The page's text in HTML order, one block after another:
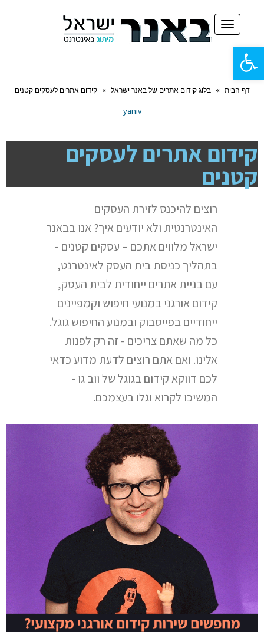
פתח
סרגל
נגישות
תפריט
דף הבית » בלוג קידום אתרים של באנר ישראל » קידום אתרים לעסקים קטנים
yaniv
קידום אתרים לעסקים
קטנים
רוצים להיכנס לזירת העסקים
האינטרנטית ולא יודעים איך? אנו בבאנר
ישראל מלווים אתכם – עסקים קטנים -
בתהליך כניסת בית העסק לאינטרנט,
עם בניית אתרים ייחודית לבית העסק,
קידום אורגני במנועי חיפוש וקמפיינים
ייחודיים בפייסבוק ובמנוע החיפוש גוגל.
כל מה שאתם צריכים - זה רק לפנות
אלינו. ואם אתם רוצים לדעת מדוע כדאי
לכם דווקא קידום בגוגל של ווב גו -
המשיכו לקרוא וגלו בעצמכם.